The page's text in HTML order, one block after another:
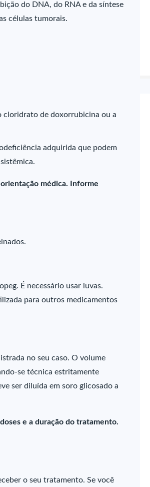
do DNA, do RNA e da síntese
células tumorais.
cloridrato de doxorrubicina ou a
adquirida que podem
médica. Informe
É necessário usar luvas.
para outros medicamentos
no seu caso. O volume
se técnica estritamente
ser diluída em soro glicosado a
e a duração do tratamento.
o seu tratamento. Se você